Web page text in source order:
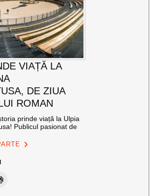
VIAȚĂ LA
DE ZIUA
ROMAN
prinde viață la Ulpia
Publicul pasionat de